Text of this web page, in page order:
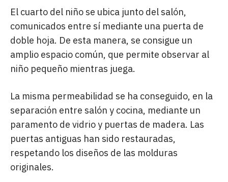
El cuarto del niño se ubica junto del salón,
comunicados entre sí mediante una puerta de
doble hoja. De esta manera, se consigue un
amplio espacio común, que permite observar al
niño pequeño mientras juega.
La misma permeabilidad se ha conseguido, en la
separación entre salón y cocina, mediante un
paramento de vidrio y puertas de madera. Las
puertas antiguas han sido restauradas,
respetando los diseños de las molduras
originales.